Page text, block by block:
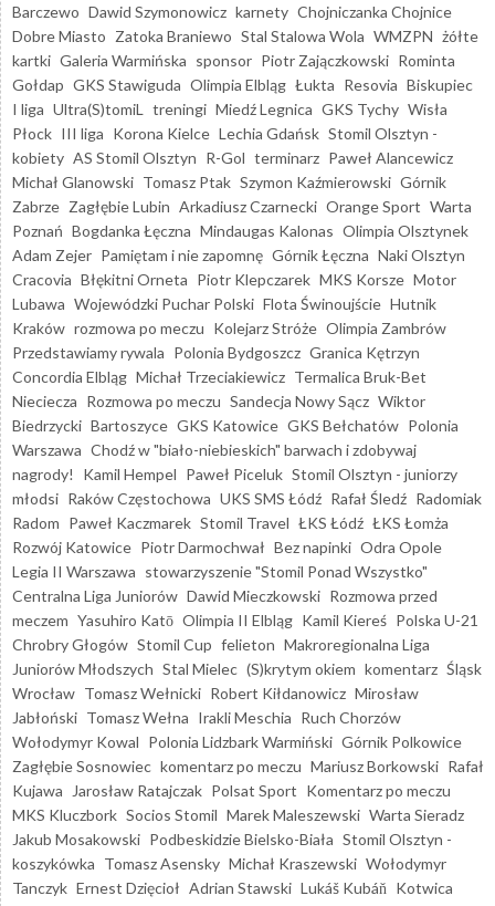
Barczewo Dawid Szymonowicz karnety Chojniczanka Chojnice
Dobre Miasto Zatoka Braniewo Stal Stalowa Wola WMZPN żółte
kartki Galeria Warmińska sponsor Piotr Zajączkowski Rominta
Gołdap GKS Stawiguda Olimpia Elbląg Łukta Resovia Biskupiec
I liga Ultra(S)tomiL treningi Miedź Legnica GKS Tychy Wisła
Płock III liga Korona Kielce Lechia Gdańsk Stomil Olsztyn -
kobiety AS Stomil Olsztyn R-Gol terminarz Paweł Alancewicz
Michał Glanowski Tomasz Ptak Szymon Kaźmierowski Górnik
Zabrze Zagłębie Lubin Arkadiusz Czarnecki Orange Sport Warta
Poznań Bogdanka Łęczna Mindaugas Kalonas Olimpia Olsztynek
Adam Zejer Pamiętam i nie zapomnę Górnik Łęczna Naki Olsztyn
Cracovia Błękitni Orneta Piotr Klepczarek MKS Korsze Motor
Lubawa Wojewódzki Puchar Polski Flota Świnoujście Hutnik
Kraków rozmowa po meczu Kolejarz Stróże Olimpia Zambrów
Przedstawiamy rywala Polonia Bydgoszcz Granica Kętrzyn
Concordia Elbląg Michał Trzeciakiewicz Termalica Bruk-Bet
Nieciecza Rozmowa po meczu Sandecja Nowy Sącz Wiktor
Biedrzycki Bartoszyce GKS Katowice GKS Bełchatów Polonia
Warszawa Chodź w "biało-niebieskich" barwach i zdobywaj
nagrody!
Kamil Hempel Paweł Piceluk Stomil Olsztyn - juniorzy
młodsi Raków Częstochowa UKS SMS Łódź Rafał Śledź Radomiak
Radom Paweł Kaczmarek Stomil Travel ŁKS Łódź ŁKS Łomża
Rozwój Katowice Piotr Darmochwał Bez napinki Odra Opole
Legia II Warszawa stowarzyszenie "Stomil Ponad Wszystko"
Centralna Liga Juniorów Dawid Mieczkowski Rozmowa przed
meczem Yasuhiro Katō Olimpia II Elbląg Kamil Kiereś Polska U-21
Chrobry Głogów Stomil Cup felieton Makroregionalna Liga
Juniorów Młodszych Stal Mielec (S)krytym okiem komentarz Śląsk
Wrocław Tomasz Wełnicki Robert Kiłdanowicz Mirosław
Jabłoński Tomasz Wełna Irakli Meschia Ruch Chorzów
Wołodymyr Kowal Polonia Lidzbark Warmiński Górnik Polkowice
Zagłębie Sosnowiec komentarz po meczu Mariusz Borkowski Rafał
Kujawa
Jarosław Ratajczak Polsat Sport Komentarz po meczu
MKS Kluczbork Socios Stomil Marek Maleszewski Warta Sieradz
Jakub Mosakowski Podbeskidzie Bielsko-Biała Stomil Olsztyn -
koszykówka Tomasz Asensky Michał Kraszewski Wołodymyr
Tanczyk Ernest Dzięcioł Adrian Stawski Lukáš Kubáň Kotwica